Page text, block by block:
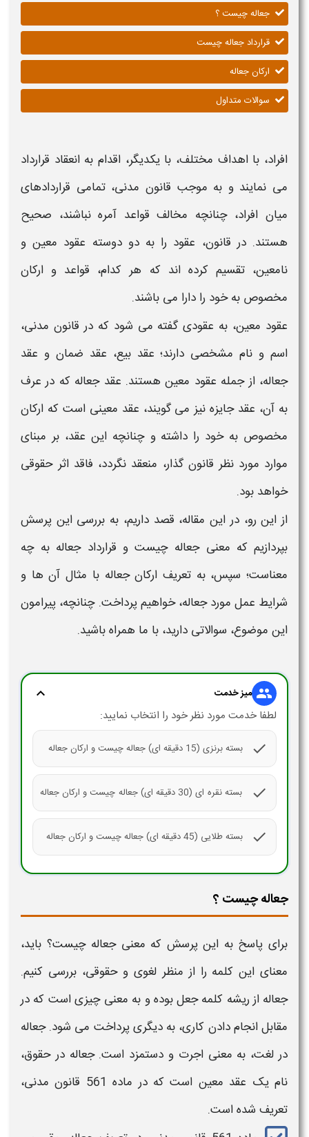
جعاله چیست ؟
قرارداد جعاله چیست
ارکان جعاله
سوالات متداول
افراد، با اهداف مختلف، با یکدیگر، اقدام به انعقاد قرارداد
می نمایند و به موجب قانون مدنی، تمامی قراردادهای
میان افراد، چنانچه مخالف قواعد آمره نباشند، صحیح
هستند. در قانون، عقود را به دو دوسته عقود معین و
نامعین، تقسیم کرده اند که هر کدام، قواعد و ارکان
مخصوص به خود را دارا می باشند.
عقود معین، به عقودی گفته می شود که در قانون مدنی،
اسم و نام مشخصی دارند؛ عقد بیع، عقد ضمان و عقد
جعاله، از جمله عقود معین هستند. عقدجعاله که در عرف
به آن، عقد جایزه نیز می گویند، عقد معینی است که ارکان
مخصوص به خود را داشته و چنانچه این عقد، بر مبنای
موارد مورد نظر قانون گذار، منعقد نگردد، فاقد اثر حقوقی
خواهد بود.
از این رو، در این مقاله، قصد داریم، به بررسی این پرسش
بپردازیم که معنی جعاله چیست و قرارداد جعاله به چه
معناست؛ سپس، بهتعریف ارکان جعاله با مثال آن ها و
شرایط عمل موردجعاله، خواهیم پرداخت. چنانچه، پیرامون
این موضوع، سوالاتی دارید، با ما همراه باشید.
group میز خدمت expand_more
لطفا خدمت مورد نظر خود را انتخاب نمایید:
check بسته برنزی (15 دقیقه ای) جعاله چیست و ارکان جعاله
check بسته نقره ای (30 دقیقه ای) جعاله چیست و ارکان جعاله
check بسته طلایی (45 دقیقه ای) جعاله چیست و ارکان جعاله
جعاله چیست ؟
برای پاسخ به این پرسش که معنی جعاله چیست؟ باید،
معنای این کلمه را از منظر لغوی و حقوقی، بررسی کنیم.
جعاله از ریشه کلمه جعل بوده و به معنی چیزی است که در
مقابل انجام دادن کاری، به دیگری پرداخت می شود.جعاله
در لغت، به معنی اجرت و دستمزد است.جعاله در حقوق،
نام یک عقد معین است که در ماده 561 قانون مدنی،
تعریف شده است.